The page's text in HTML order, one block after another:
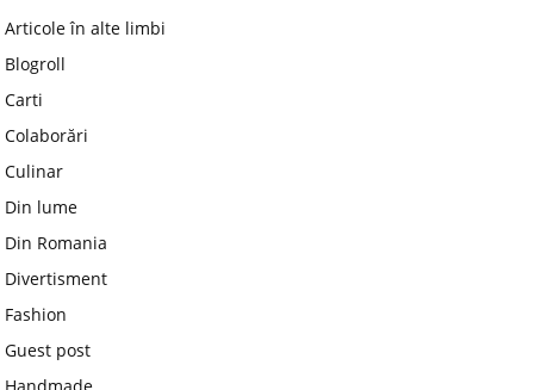
Articole în alte limbi
Blogroll
Carti
Colaborări
Culinar
Din lume
Din Romania
Divertisment
Fashion
Guest post